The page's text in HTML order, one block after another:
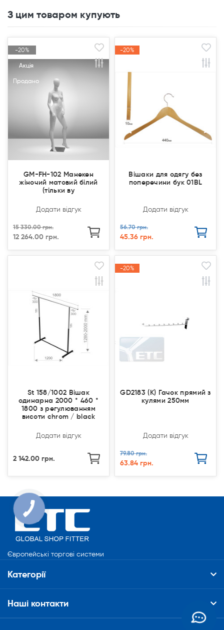
З цим товаром купують
-20%
Акція
Продано
-20%
Акція
Продано
GM-FH-102 Манекен
жіночий матовий білий
(тільки ву
Додати відгук
15 330.00 грн.
12 264.00 грн.
-20%
-20%
Вішаки для одягу без
поперечини бук 01ВL
Додати відгук
56.70 грн.
45.36 грн.
St 158/1002 Вішак
одинарна 2000 * 460 *
1800 з регулюванням
висоти chrom / black
Додати відгук
2 142.00 грн.
-20%
-20%
GD2183 (К) Гачок прямий з
кулями 250мм
Додати відгук
79.80 грн.
63.84 грн.
Європейські торгові системи
Категорії
Наші контакти